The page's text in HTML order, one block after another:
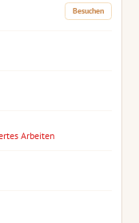
Besuchen
Arbeiten